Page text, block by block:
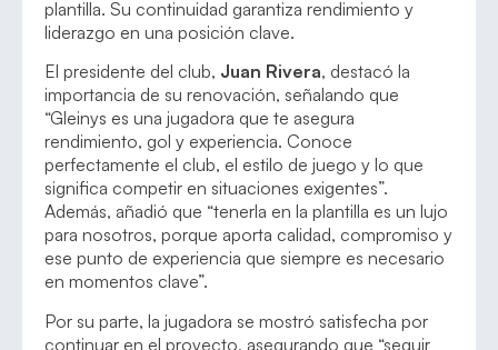
plantilla. Su continuidad garantiza rendimiento y
liderazgo en una posición clave.
El presidente del club, Juan Rivera, destacó la
importancia de su renovación, señalando que
“Gleinys es una jugadora que te asegura
rendimiento, gol y experiencia. Conoce
perfectamente el club, el estilo de juego y lo que
significa competir en situaciones exigentes”.
Además, añadió que “tenerla en la plantilla es un lujo
para nosotros, porque aporta calidad, compromiso y
ese punto de experiencia que siempre es necesario
en momentos clave”.
Por su parte, la jugadora se mostró satisfecha por
continuar en el proyecto, asegurando que “seguir